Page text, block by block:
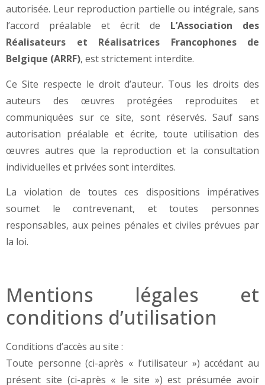
autorisée. Leur reproduction partielle ou intégrale, sans
l’accord préalable et écrit de L’Association des
Réalisateurs et Réalisatrices Francophones de
Belgique (ARRF), est strictement interdite.
Ce Site respecte le droit d’auteur. Tous les droits des
auteurs des œuvres protégées reproduites et
communiquées sur ce site, sont réservés. Sauf sans
autorisation préalable et écrite, toute utilisation des
œuvres autres que la reproduction et la consultation
individuelles et privées sont interdites.
La violation de toutes ces dispositions impératives
soumet le contrevenant, et toutes personnes
responsables, aux peines pénales et civiles prévues par
la loi.
Mentions légales et
conditions d’utilisation
Conditions d’accès au site :
Toute personne (ci-après « l’utilisateur ») accédant au
présent site (ci-après « le site ») est présumée avoir